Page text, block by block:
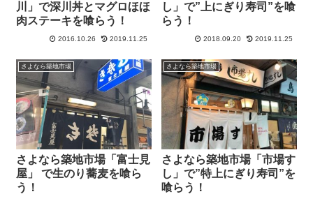
川」で深川丼とマグロほほ
肉ステーキを喰らう！
2016.10.26 2019.11.25
し」で”上にぎり寿司”を喰
らう！
2018.09.20 2019.11.25
さよなら築地市場
さよなら築地市場「富士見
屋」 で生のり蕎麦を喰ら
う！
さよなら築地市場
さよなら築地市場「市場す
し」で”特上にぎり寿司”を
喰らう！